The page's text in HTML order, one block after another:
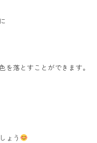
落とすことができます。
ょう